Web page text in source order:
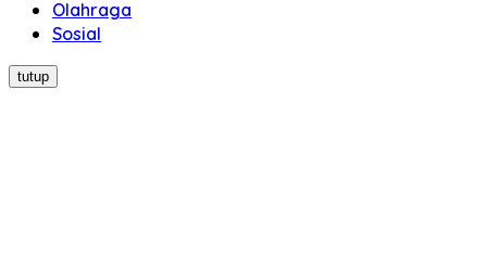
Olahraga
Sosial
tutup